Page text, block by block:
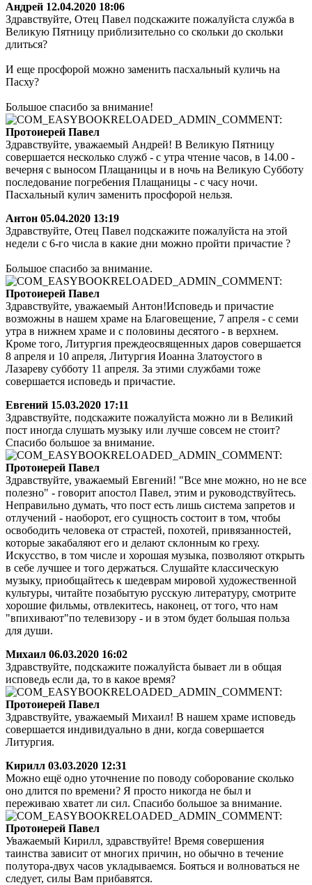
Андрей 12.04.2020 18:06
Здравствуйте, Отец Павел подскажите пожалуйста служба в
Великую Пятницу приблизительно со скольки до скольки
длиться?
И еще просфорой можно заменить пасхальный куличь на
Пасху?
Большое спасибо за внимание!
Протоиерей Павел
Здравствуйте, уважаемый Андрей! В Великую Пятницу
совершается несколько служб - с утра чтение часов, в 14.00 -
вечерня с выносом Плащаницы и в ночь на Великую Субботу
последование погребения Плащаницы - с часу ночи.
Пасхальный кулич заменить просфорой нельзя.
Антон 05.04.2020 13:19
Здравствуйте, Отец Павел подскажите пожалуйста на этой
недели с 6-го числа в какие дни можно пройти причастие ?
Большое спасибо за внимание.
Протоиерей Павел
Здравствуйте, уважаемый Антон!Исповедь и причастие
возможны в нашем храме на Благовещение, 7 апреля - с семи
утра в нижнем храме и с половины десятого - в верхнем.
Кроме того, Литургия преждеосвященных даров совершается
8 апреля и 10 апреля, Литургия Иоанна Златоустого в
Лазареву субботу 11 апреля. За этими службами тоже
совершается исповедь и причастие.
Евгений 15.03.2020 17:11
Здравствуйте, подскажите пожалуйста можно ли в Великий
пост иногда слушать музыку или лучше совсем не стоит?
Спасибо большое за внимание.
Протоиерей Павел
Здравствуйте, уважаемый Евгений! "Все мне можно, но не все
полезно" - говорит апостол Павел, этим и руководствуйтесь.
Неправильно думать, что пост есть лишь система запретов и
отлучений - наоборот, его сущность состоит в том, чтобы
освободить человека от страстей, похотей, привязанностей,
которые закабаляют его и делают склонным ко греху.
Искусство, в том числе и хорошая музыка, позволяют открыть
в себе лучшее и того держаться. Слушайте классическую
музыку, приобщайтесь к шедеврам мировой художественной
культуры, читайте позабытую русскую литературу, смотрите
хорошие фильмы, отвлекитесь, наконец, от того, что нам
"впихивают"по телевизору - и в этом будет большая польза
для души.
Михаил 06.03.2020 16:02
Здравствуйте, подскажите пожалуйста бывает ли в общая
исповедь если да, то в какое время?
Протоиерей Павел
Здравствуйте, уважаемый Михаил! В нашем храме исповедь
совершается индивидуально в дни, когда совершается
Литургия.
Кирилл 03.03.2020 12:31
Можно ещё одно уточнение по поводу соборование сколько
оно длится по времени? Я просто никогда не был и
переживаю хватет ли сил. Спасибо большое за внимание.
Протоиерей Павел
Уважаемый Кирилл, здравствуйте! Время совершения
таинства зависит от многих причин, но обычно в течение
полутора-двух часов укладываемся. Бояться и волноваться не
следует, силы Вам прибавятся.